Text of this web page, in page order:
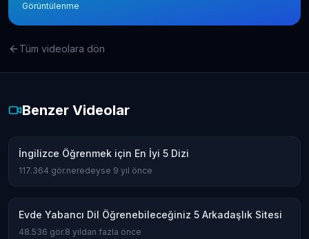
Görüntülenme
Tüm videolara dön
Benzer Videolar
İngilizce Öğrenmek için En İyi 5 Dizi
117.364 gör.neredeyse 9 yıl önce
Evde Yabancı Dil Öğrenebileceğiniz 5 Arkadaşlık Sitesi
48.536 gör.8 yıldan fazla önce